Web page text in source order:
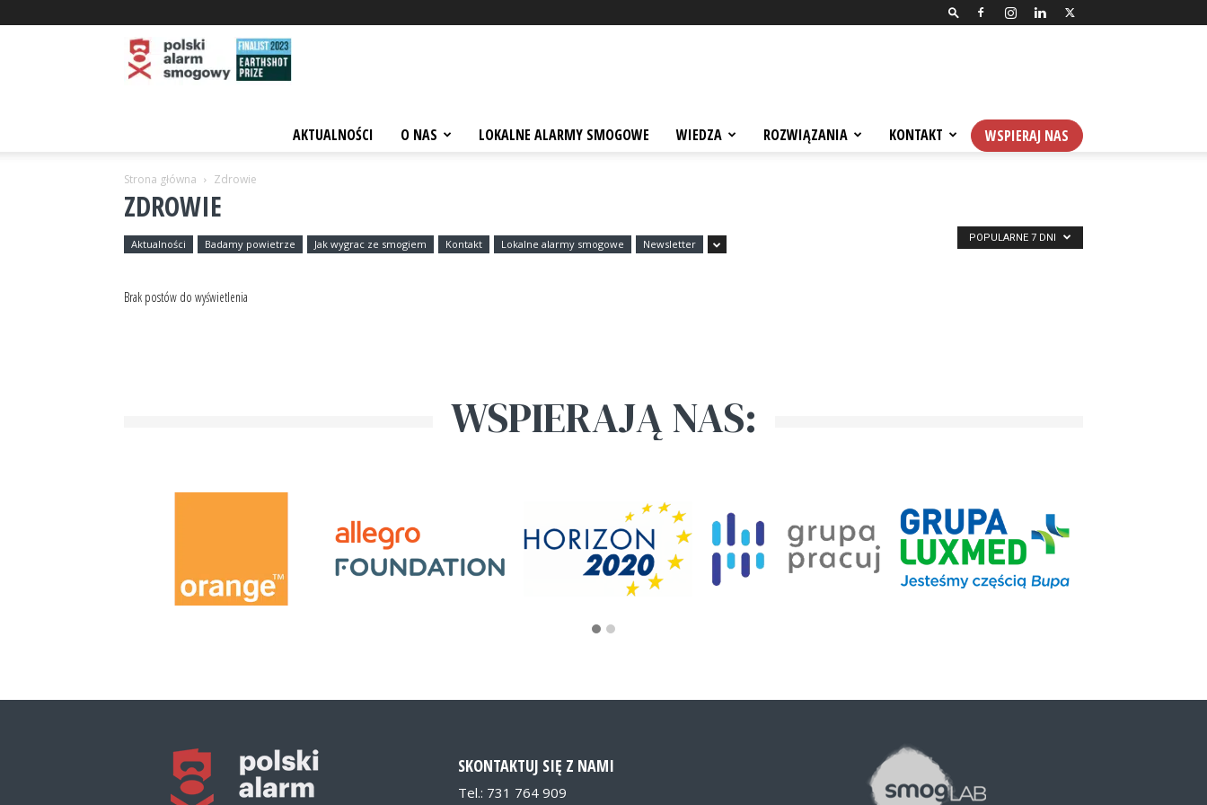
Alarm
AKTUALNOŚCI O NAS LOKALNE ALARMY SMOGOWE WIEDZA ROZWIĄZANIA KONTAKT WSPIERAJ NAS
Strona główna Zdrowie
ZDROWIE
Aktualności Badamy powietrze Jak wygrac ze smogiem Kontakt Lokalne alarmy smogowe Newsletter POPULARNE 7 DNI
Brak postów do wyświetlenia
WSPIERAJĄ NAS:
SKONTAKTUJ SIĘ Z NAMI
Tel.: 731 764 909